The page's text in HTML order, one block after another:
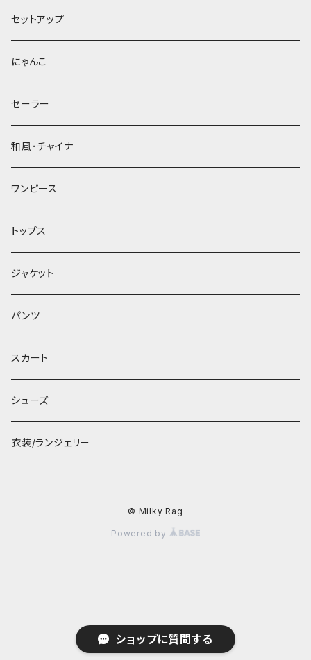
ショップに質問する
セットアップ
にゃんこ
セーラー
和風･チャイナ
ワンピース
トップス
ジャケット
パンツ
スカート
シューズ
衣装/ランジェリー
© Milky Rag
Powered by